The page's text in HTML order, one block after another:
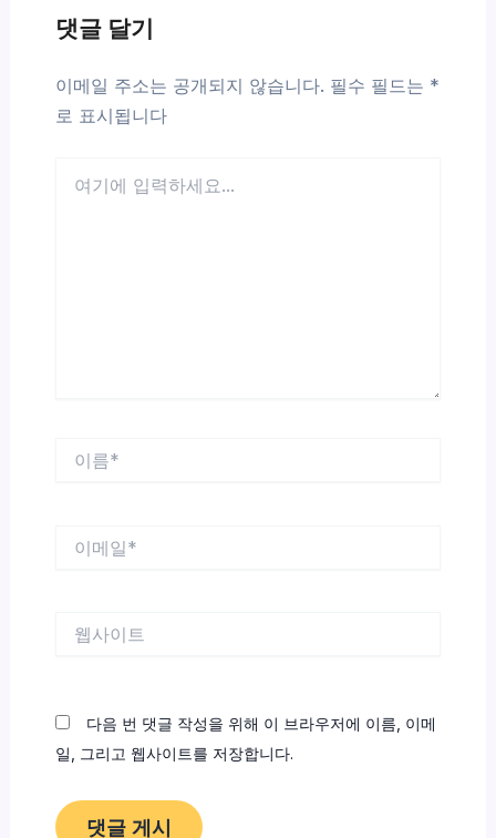
댓글 달기
이메일 주소는 공개되지 않습니다. 필수 필드는 *
로 표시됩니다
다음 번 댓글 작성을 위해 이 브라우저에 이름, 이메
일, 그리고 웹사이트를 저장합니다.